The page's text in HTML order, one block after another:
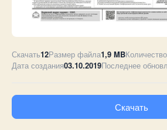
Скачать12Размер файла1,9 MB
Дата создания03.10.2019Последнее
Скачать